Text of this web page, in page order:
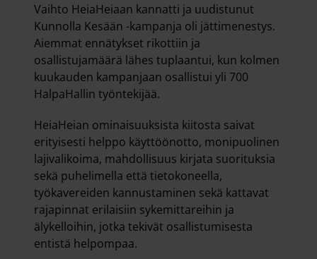
Vaihto HeiaHeiaan kannatti ja uudistunut
Kunnolla Kesään -kampanja oli jättimenestys.
Aiemmat ennätykset rikottiin ja
osallistujamäärä lähes tuplaantui, kun kolmen
kuukauden kampanjaan osallistui yli 700
HalpaHallin työntekijää.
HeiaHeian ominaisuuksista kiitosta saivat
erityisesti helppo käyttöönotto, monipuolinen
lajivalikoima, mahdollisuus kirjata suorituksia
sekä puhelimella että tietokoneella,
työkavereiden kannustaminen sekä kattavat
rajapinnat erilaisiin sykemittareihin ja
älykelloihin, jotka tekivät osallistumisesta
entistä helpompaa.